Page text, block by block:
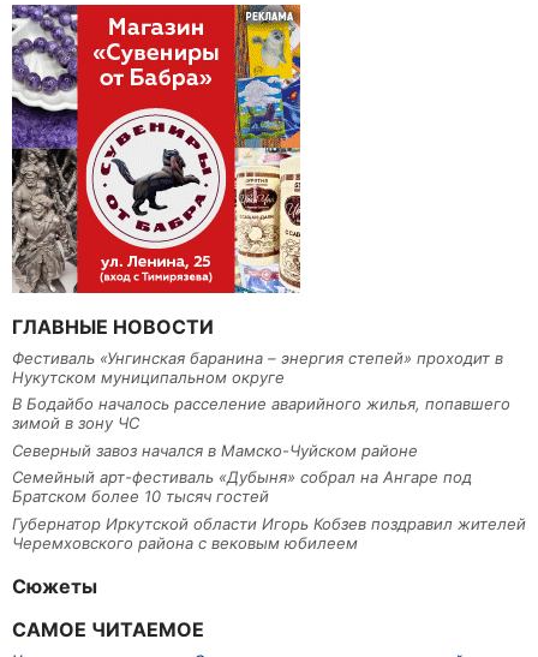
ГЛАВНЫЕ НОВОСТИ
Фестиваль «Унгинская баранина – энергия степей» проходит в
Нукутском муниципальном округе
В Бодайбо началось расселение аварийного жилья, попавшего
зимой в зону ЧС
Северный завоз начался в Мамско-Чуйском районе
Семейный арт-фестиваль «Дубыня» собрал на Ангаре под
Братском более 10 тысяч гостей
Губернатор Иркутской области Игорь Кобзев поздравил жителей
Черемховского района с вековым юбилеем
Сюжеты
САМОЕ ЧИТАЕМОЕ